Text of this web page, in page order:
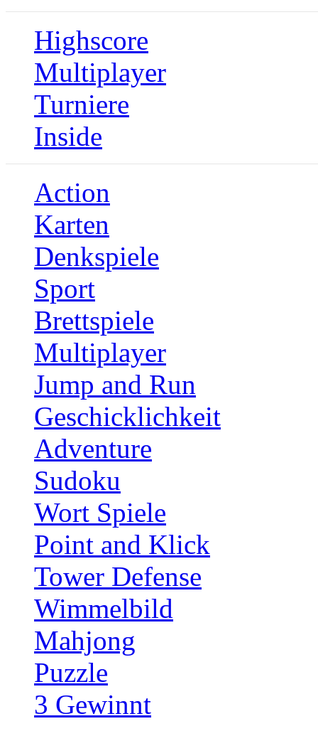
Highscore
Multiplayer
Turniere
Inside
Action
Karten
Denkspiele
Sport
Brettspiele
Multiplayer
Jump and Run
Geschicklichkeit
Adventure
Sudoku
Wort Spiele
Point and Klick
Tower Defense
Wimmelbild
Mahjong
Puzzle
3 Gewinnt